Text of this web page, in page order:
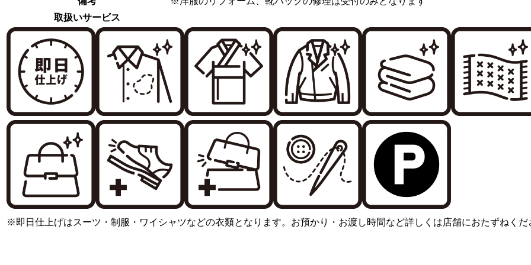
取扱いサービス
※即日仕上げはスーツ・制服・ワイシャツなどの衣類となります。お預かり・お渡し時間など詳しくは店舗におたずねくだ